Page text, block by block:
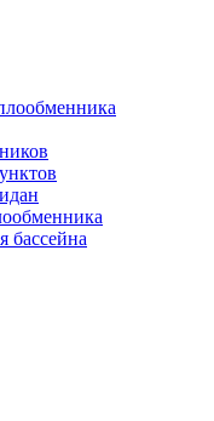
бассейна